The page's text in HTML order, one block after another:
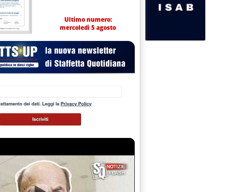
prodotti'
Ultimo numero:
mercoledì 5 agosto